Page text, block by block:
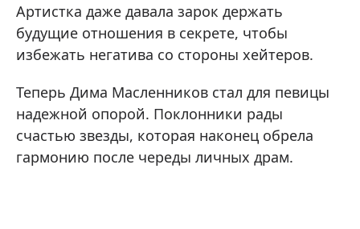
Артистка даже давала зарок держать
будущие отношения в секрете, чтобы
избежать негатива со стороны хейтеров.
Теперь Дима Масленников стал для певицы
надежной опорой. Поклонники рады
счастью звезды, которая наконец обрела
гармонию после череды личных драм.